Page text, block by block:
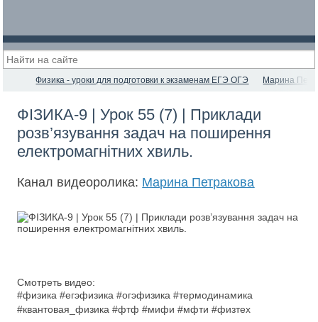
Физика - уроки для подготовки к экзаменам ЕГЭ ОГЭ Марина
ФІЗИКА-9 | Урок 55 (7) | Приклади
розв’язування задач на поширення
електромагнітних хвиль.
Канал видеоролика: Марина Петракова
Смотреть видео:
#физика #егэфизика #огэфизика #термодинамика
#квантовая_физика #фтф #мифи #мфти #физтех